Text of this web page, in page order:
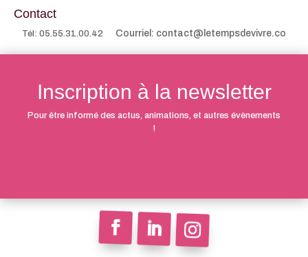
Contact
Tél: 05.55.31.00.42 Courriel: contact@letempsdevivre.co
Inscription à la newsletter
Pour être informé des actus, animations, et autres évènements
!